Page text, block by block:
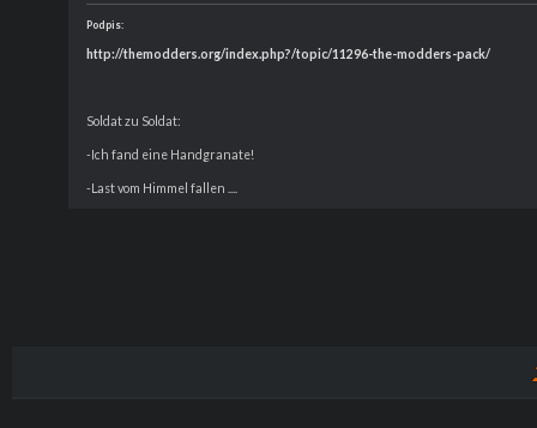
Podpis:
http://themodders.org/index.php?/topic/11296-the-modders-pack/
Soldat zu Soldat:
-Ich fand eine Handgranate!
-Last vom Himmel fallen ....